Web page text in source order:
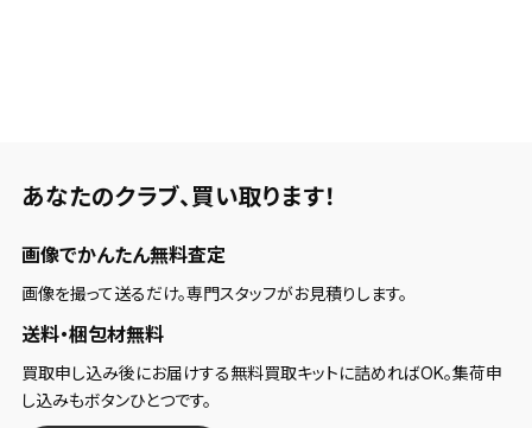
あなたのクラブ、 買い取ります！
画像でかんたん無料査定
画像を撮って送るだけ。専門スタッフがお見積りします。
送料・梱包材無料
買取申し込み後にお届けする無料買取キットに詰めればOK。集荷申
し込みもボタンひとつです。